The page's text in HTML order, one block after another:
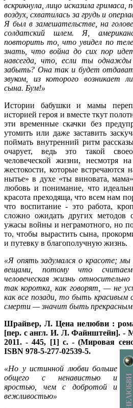
вскрикнула, лицо исказила
воздух, схватилась за грудь и
Я был в замешательстве, на
солдатский шлем. Я,
повторить то, что увидел по
знать, что война до сих пор
навсегда, что, если ты
забыть? Она так и будет
звуком, из которого возникает
сына. Бум!»
Истории бабушки и мамы
историей героя и вместе ткут
эти временные скачки без
утомить или даже заставить
поймать внутренний ритм
очарует, ведь это такой
человеческой жизни, несмотря
жестокости, которые встречаются
нытье» в духе «ты виновата,
любовь и понимание, что
красота преходяща, что всем нам
что воспитание - это работа,
сложно ожидать других методов
ужасы войны и неграмотного, но
то, чтобы вырастить сына,
и путевку в благополучную жизнь.
«Я опять задумался о красоте;
вещами, потому что
человеческая жизнь
так коротка, как говорят, — не
как все позади, то быть красивым
смерти — значит быть прекрасным
Шрайвер, Л. Цена нелюбви :
[пер. с англ. И. Л. Файнштейн]. -
2011. - 445, [1] с. - (Мировая
ISBN 978-5-277-02539-5.
«Но у истинной любви больше
общего с ненавистью и
яростью, чем с добротой и
вежливостью»